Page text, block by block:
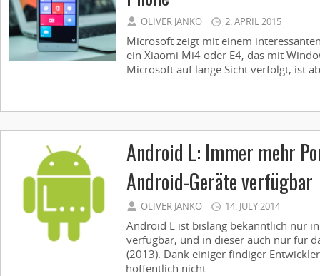
OLIVER JANKO 2. APRIL 2015
Microsoft zeigt mit einem
ein Xiaomi Mi4 oder E4, das mit
Microsoft auf lange Sicht verfolgt, ist
Android L: Immer mehr
Android-Geräte verfügbar
OLIVER JANKO 14. JULY 2014
Android L ist bislang bekanntlich nur
verfügbar, und in dieser auch nur für
(2013). Dank einiger findiger
hoffentlich nicht ...